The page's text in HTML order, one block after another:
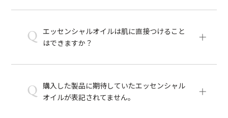
Q エッセンシャルオイルは肌に直接つけること
はできますか？
Q 購入した製品に期待していたエッセンシャル
オイルが表記されてません。